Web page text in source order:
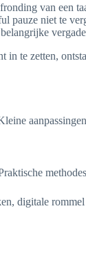
van een
pauze niet te
te zetten,
digitale